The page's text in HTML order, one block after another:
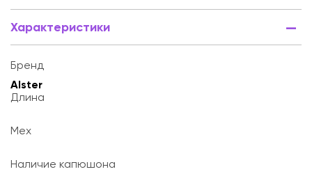
Характеристики
Бренд
Alster
Длина
Мех
Наличие капюшона